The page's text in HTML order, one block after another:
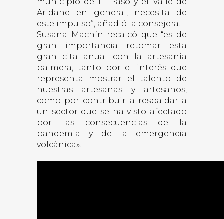
Aridane en general, necesita de
este impulso”, añadió la consejera.
Susana Machín recalcó que “es de
gran importancia retomar esta
gran cita anual con la artesanía
palmera, tanto por el interés que
representa mostrar el talento de
nuestras artesanas y artesanos,
como por contribuir a respaldar a
un sector que se ha visto afectado
por las consecuencias de la
pandemia y de la emergencia
volcánica».